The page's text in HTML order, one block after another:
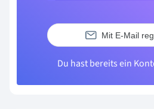
Mit E-Mail
Du hast bereits ein